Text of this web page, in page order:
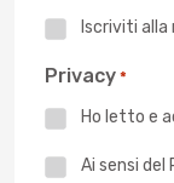
Iscriviti
Privacy *
Ho letto e
Privacy
Ai sensi